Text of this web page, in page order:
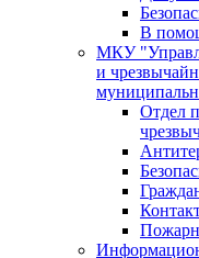
В
МКУ
и
Отдел